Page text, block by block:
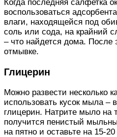
Когда последняя салфетка
воспользоваться
влаги, находящейся под
соль или сода, на крайний
– что найдется дома. После
отмывке.
Глицерин
Можно развести несколько
использовать кусок мыла –
глицерин. Натрите мыло на
получится пенистый
на пятно и оставьте на 15-